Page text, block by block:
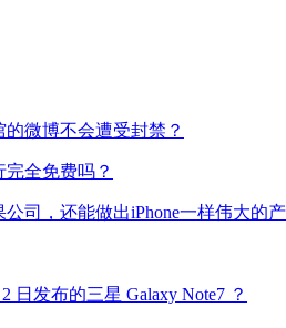
微博不会遭受封禁？
全免费吗？
司，还能做出iPhone一样伟大的
日发布的三星 Galaxy Note7 ？